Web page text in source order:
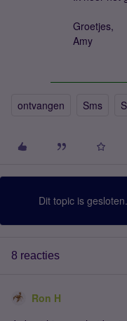
Groetjes,
Amy
ontvangen Sms
Dit topic is
8 reacties
Ron H